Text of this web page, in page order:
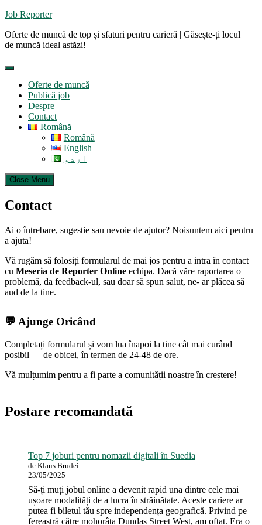
Skip
content
Job Reporter
Oferte de muncă de top și sfaturi pentru carieră | Găsește-ți locul
de muncă ideal astăzi!
Oferte de muncă
Publică job
Despre
Contact
Română
Română
English
اردو
Close Menu
Contact
Ai o întrebare, sugestie sau nevoie de ajutor? Noisuntem aici pentru
a ajuta!
Vă rugăm să folosiți formularul de mai jos pentru a intra în contact
cu Meseria de Reporter Online echipa. Dacă văre raportarea o
problemă, da feedback-ul, sau doar să spun salut, ne- ar plăcea să
aud de la tine.
💬 Ajunge Oricând
Completați formularul și vom lua înapoi la tine cât mai curând
posibil — de obicei, în termen de 24-48 de ore.
Vă mulțumim pentru a fi parte a comunității noastre în creștere!
Postare recomandată
Top 7 joburi pentru nomazii digitali în Suedia
de Klaus Brudei
23/05/2025
Să-ți muți jobul online a devenit rapid una dintre cele mai
ușoare modalități de a lucra în străinătate. Aceste cariere ar
putea fi biletul tău spre independența geografică. Privind pe
fereastră către mohorâta Dundas Street West, am oftat. Era o